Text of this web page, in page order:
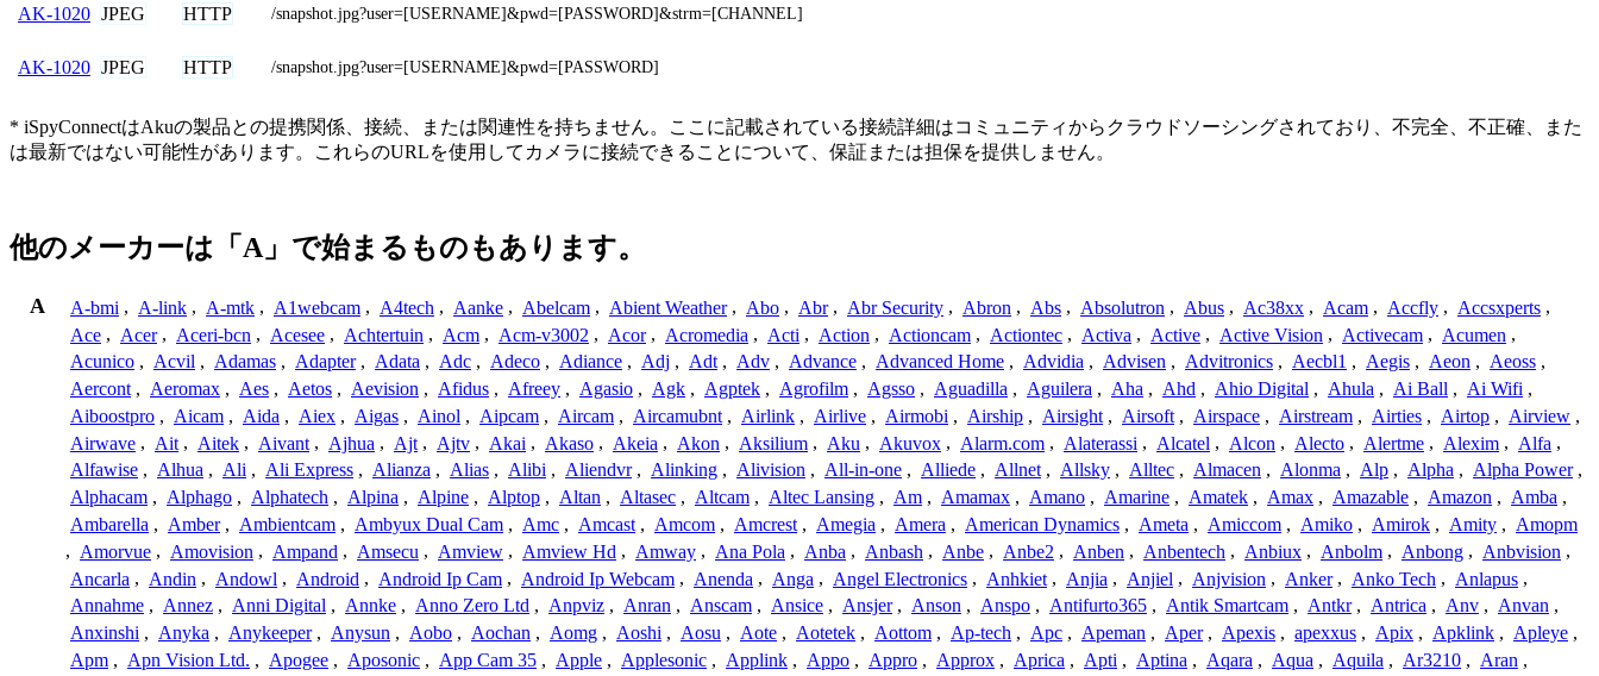
AK-1020 JPEG HTTP /snapshot.jpg?user=[USERNAME]&pwd=[PASSWORD]&strm=[CHANNEL]
AK-1020 JPEG HTTP /snapshot.jpg?user=[USERNAME]&pwd=[PASSWORD]
* iSpyConnectはAkuの製品との提携関係、接続、または関連性を持ちません。ここに記載されている接続詳細はコミュニティからクラウドソーシングされており、不完全、不正確、また
は最新ではない可能性があります。これらのURLを使用してカメラに接続できることについて、保証または担保を提供しません。
他のメーカーは「A」で始まるものもあります。
A A-bmi , A-link , A-mtk , A1webcam , A4tech , Aanke , Abelcam , Abient Weather , Abo , Abr , Abr Security , Abron , Abs , Absolutron , Abus , Ac38xx , Acam , Accfly , Accsxperts ,
Ace , Acer , Aceri-bcn , Acesee , Achtertuin , Acm , Acm-v3002 , Acor , Acromedia , Acti , Action , Actioncam , Actiontec , Activa , Active , Active Vision , Activecam , Acumen ,
Acunico , Acvil , Adamas , Adapter , Adata , Adc , Adeco , Adiance , Adj , Adt , Adv , Advance , Advanced Home , Advidia , Advisen , Advitronics , Aecbl1 , Aegis , Aeon , Aeoss ,
Aercont , Aeromax , Aes , Aetos , Aevision , Afidus , Afreey , Agasio , Agk , Agptek , Agrofilm , Agsso , Aguadilla , Aguilera , Aha , Ahd , Ahio Digital , Ahula , Ai Ball , Ai Wifi ,
Aiboostpro , Aicam , Aida , Aiex , Aigas , Ainol , Aipcam , Aircam , Aircamubnt , Airlink , Airlive , Airmobi , Airship , Airsight , Airsoft , Airspace , Airstream , Airties , Airtop , Airview ,
Airwave , Ait , Aitek , Aivant , Ajhua , Ajt , Ajtv , Akai , Akaso , Akeia , Akon , Aksilium , Aku , Akuvox , Alarm.com , Alaterassi , Alcatel , Alcon , Alecto , Alertme , Alexim , Alfa ,
Alfawise , Alhua , Ali , Ali Express , Alianza , Alias , Alibi , Aliendvr , Alinking , Alivision , All-in-one , Alliede , Allnet , Allsky , Alltec , Almacen , Alonma , Alp , Alpha , Alpha Power ,
Alphacam , Alphago , Alphatech , Alpina , Alpine , Alptop , Altan , Altasec , Altcam , Altec Lansing , Am , Amamax , Amano , Amarine , Amatek , Amax , Amazable , Amazon , Amba ,
Ambarella , Amber , Ambientcam , Ambyux Dual Cam , Amc , Amcast , Amcom , Amcrest , Amegia , Amera , American Dynamics , Ameta , Amiccom , Amiko , Amirok , Amity , Amopm
, Amorvue , Amovision , Ampand , Amsecu , Amview , Amview Hd , Amway , Ana Pola , Anba , Anbash , Anbe , Anbe2 , Anben , Anbentech , Anbiux , Anbolm , Anbong , Anbvision ,
Ancarla , Andin , Andowl , Android , Android Ip Cam , Android Ip Webcam , Anenda , Anga , Angel Electronics , Anhkiet , Anjia , Anjiel , Anjvision , Anker , Anko Tech , Anlapus ,
Annahme , Annez , Anni Digital , Annke , Anno Zero Ltd , Anpviz , Anran , Anscam , Ansice , Ansjer , Anson , Anspo , Antifurto365 , Antik Smartcam , Antkr , Antrica , Anv , Anvan ,
Anxinshi , Anyka , Anykeeper , Anysun , Aobo , Aochan , Aomg , Aoshi , Aosu , Aote , Aotetek , Aottom , Ap-tech , Apc , Apeman , Aper , Apexis , apexxus , Apix , Apklink , Apleye ,
Apm , Apn Vision Ltd. , Apogee , Aposonic , App Cam 35 , Apple , Applesonic , Applink , Appo , Appro , Approx , Aprica , Apti , Aptina , Aqara , Aqua , Aquila , Ar3210 , Aran ,